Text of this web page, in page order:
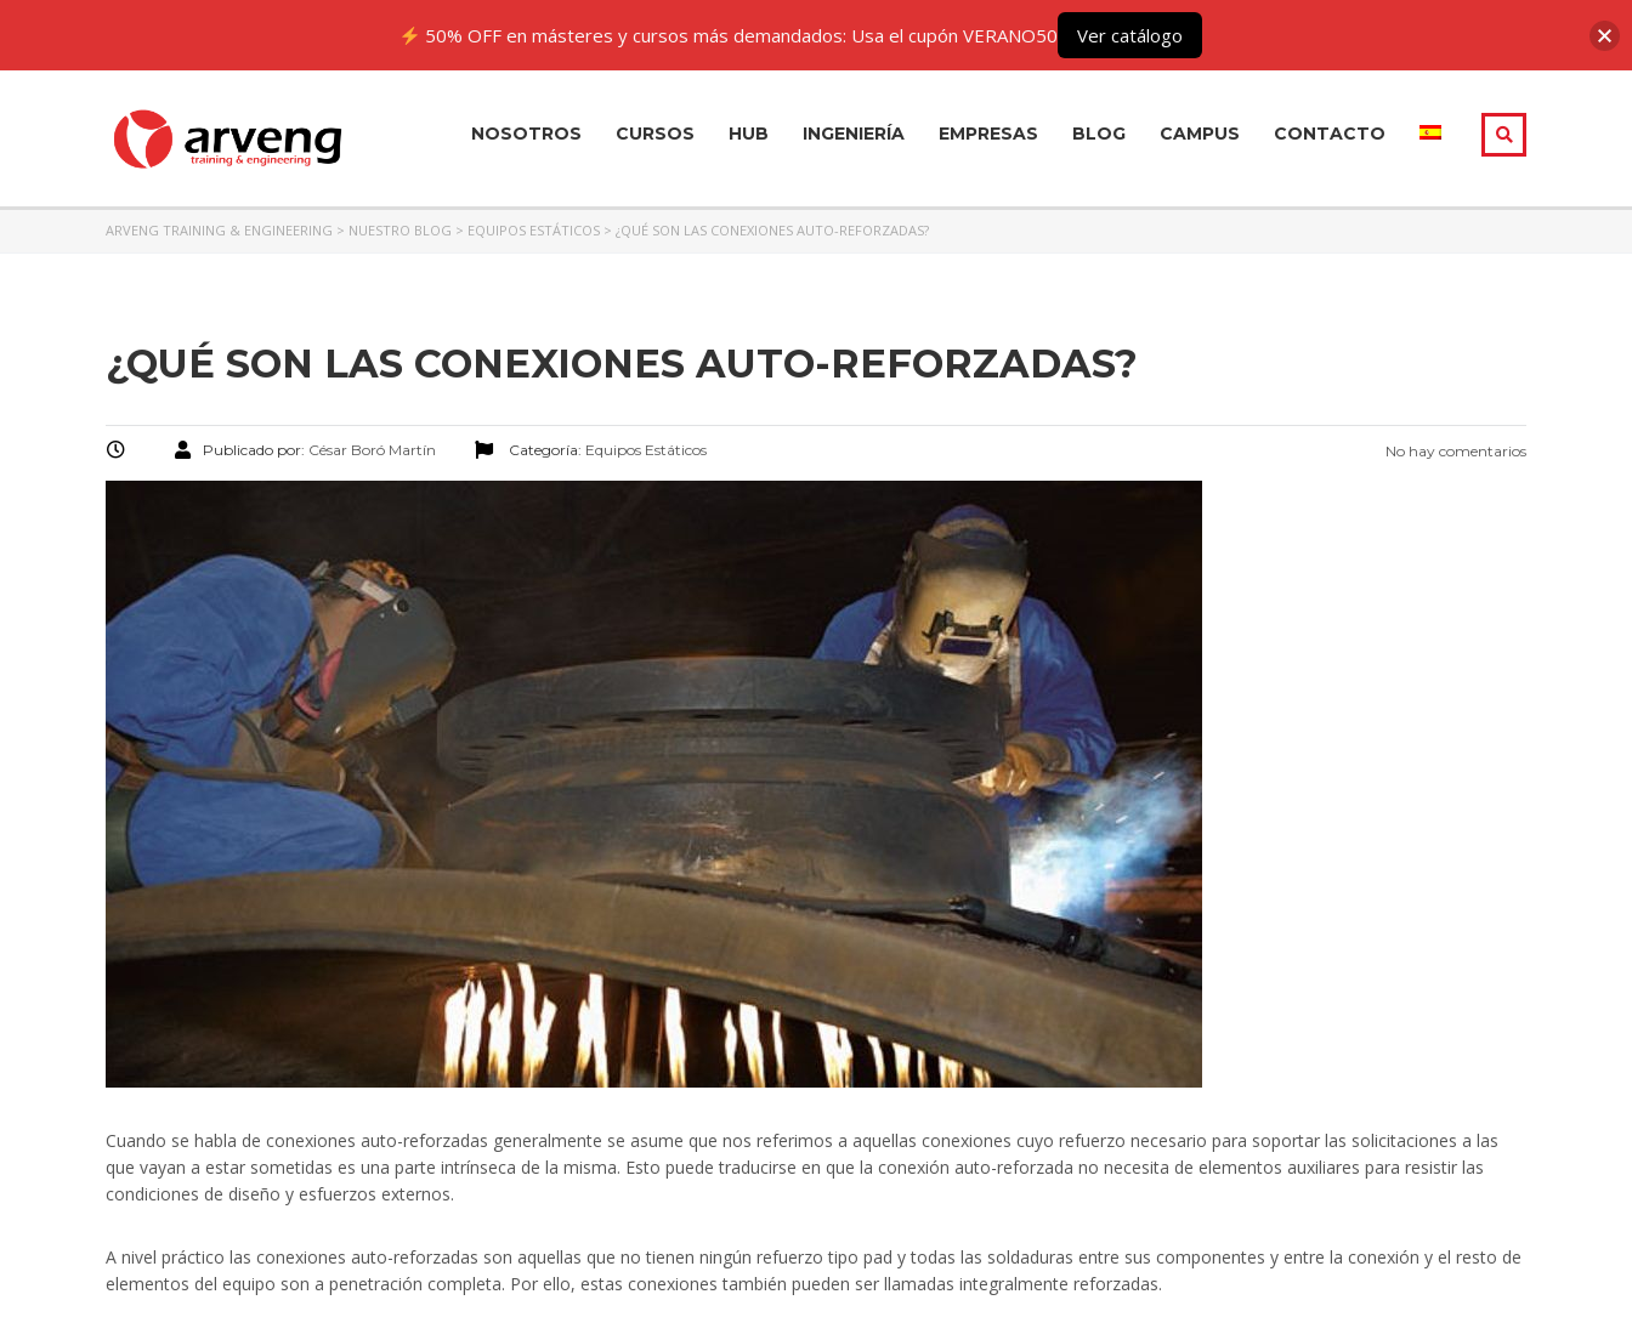
NOSOTROS CURSOS HUB INGENIERÍA EMPRESAS BLOG CAMPUS CONTACTO
ARVENG TRAINING & ENGINEERING > NUESTRO BLOG > EQUIPOS ESTÁTICOS > ¿QUÉ SON LAS CONEXIONES AUTO-REFORZADAS?
¿QUÉ SON LAS CONEXIONES AUTO-REFORZADAS?
Publicado por: César Boró Martín Categoría: Equipos Estáticos No hay comentarios
Cuando se habla de conexiones auto-reforzadas generalmente se asume que nos referimos a aquellas conexiones cuyo refuerzo necesario para soportar las solicitaciones a las
que vayan a estar sometidas es una parte intrínseca de la misma. Esto puede traducirse en que la conexión auto-reforzada no necesita de elementos auxiliares para resistir las
condiciones de diseño y esfuerzos externos.
A nivel práctico las conexiones auto-reforzadas son aquellas que no tienen ningún refuerzo tipo pad y todas las soldaduras entre sus componentes y entre la conexión y el resto de
elementos del equipo son a penetración completa. Por ello, estas conexiones también pueden ser llamadas integralmente reforzadas.
50% OFF en másteres y cursos más demandados: Usa el cupón VERANO50 Ver catálogo